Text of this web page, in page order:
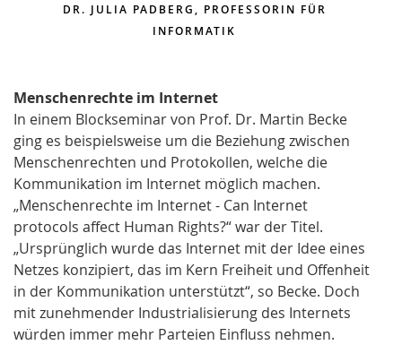
DR. JULIA PADBERG, PROFESSORIN FÜR
INFORMATIK
Menschenrechte im Internet
In einem Blockseminar von Prof. Dr. Martin Becke
ging es beispielsweise um die Beziehung zwischen
Menschenrechten und Protokollen, welche die
Kommunikation im Internet möglich machen.
„Menschenrechte im Internet - Can Internet
protocols affect Human Rights?“ war der Titel.
„Ursprünglich wurde das Internet mit der Idee eines
Netzes konzipiert, das im Kern Freiheit und Offenheit
in der Kommunikation unterstützt“, so Becke. Doch
mit zunehmender Industrialisierung des Internets
würden immer mehr Parteien Einfluss nehmen.